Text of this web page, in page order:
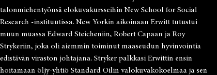
talonmiehentyönsä elokuvakursseihin New School for Social
Research -instituutissa. New Yorkin aikoinaan Erwitt tutustui
muun muassa Edward Steicheniin, Robert Capaan ja Roy
Strykeriin, joka oli aiemmin toiminut maaseudun hyvinvointia
edistävän viraston johtajana. Stryker palkkasi Erwittin ensin
hoitamaan öljy-yhtiö Standard Oilin valokuvakokoelmaa ja sen